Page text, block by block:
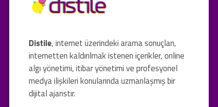
Distile, internet üzerindeki arama sonuçları,
internetten kaldırılmak istenen içerikler, online
algı yönetimi, itibar yönetimi ve profesyonel
medya ilişkileri konularında uzmanlaşmış bir
dijital ajanstır.